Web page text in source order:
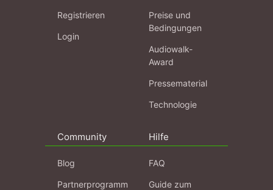
Registrieren
Login
Preise und
Bedingungen
Audiowalk-
Award
Pressematerial
Technologie
Community
Blog
Partnerprogramm
Hilfe
FAQ
Guide zum